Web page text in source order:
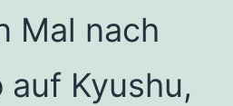
Mal nach
auf Kyushu,